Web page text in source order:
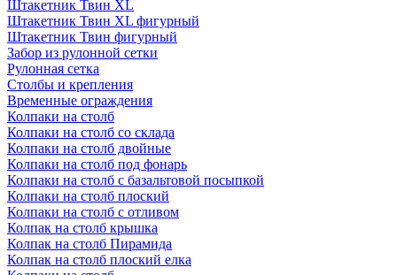
Штакетник Твин XL
Штакетник Твин XL фигурный
Штакетник Твин фигурный
Забор из рулонной сетки
Рулонная сетка
Столбы и крепления
Временные ограждения
Колпаки на столб
Колпаки на столб со склада
Колпаки на столб двoйные
Колпаки на столб под фонарь
Колпаки на столб с базальтовой посыпкой
Колпаки на столб плоский
Колпаки на столб с отливом
Колпак на столб крышка
Колпак на столб Пирамида
Колпак на столб плоский елка